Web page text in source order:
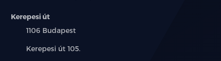
Kerepesi út
Település:
1106 Budapest
Cím:
Kerepesi út 105.